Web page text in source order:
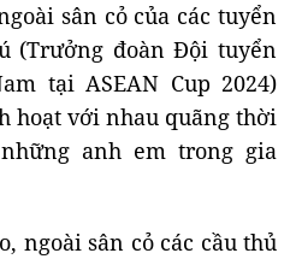
sân cỏ của các tuyển
(Trưởng đoàn Đội tuyển
tại ASEAN Cup 2024)
hoạt với nhau quãng thời
anh em trong gia
ngoài sân cỏ các cầu thủ